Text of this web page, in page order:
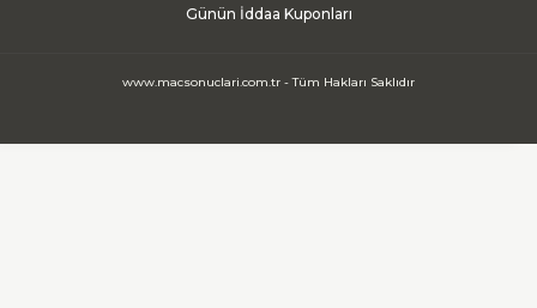
Günün İddaa Kuponları
www.macsonuclari.com.tr - Tüm Hakları Saklıdır